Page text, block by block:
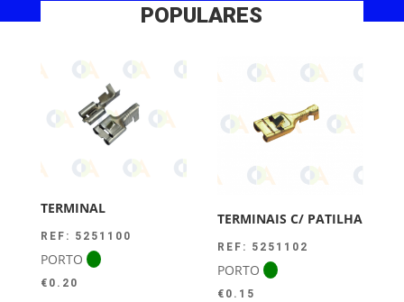
POPULARES
TERMINAL
REF: 5251100
PORTO
€ 0.20
TERMINAIS C/ PATILHA
REF: 5251102
PORTO
€ 0.15